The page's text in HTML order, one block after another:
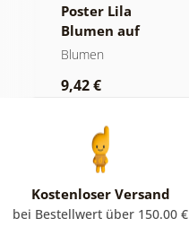
Poster Lila
Blumen auf
abstraktem
Blumen
9,42 €
Kostenloser Versand
bei Bestellwert über 150.00 €